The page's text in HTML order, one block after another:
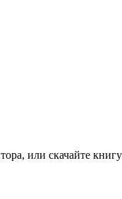
или скачайте